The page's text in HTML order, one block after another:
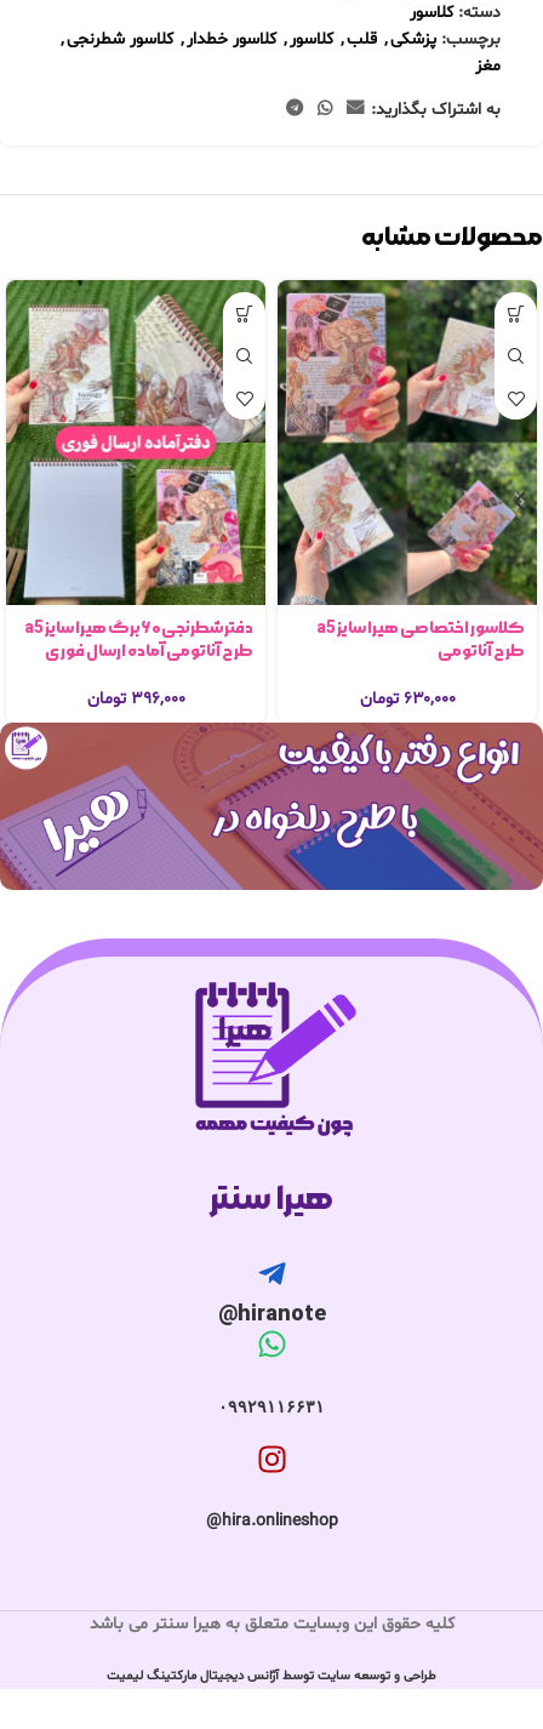
دسته: کلاسور
برچسب: پزشکی, قلب, کلاسور, کلاسور خطدار, کلاسور شطرنجی,
مغز
به اشتراک بگذارید:
محصولات مشابه
کلاسور اختصاصی هیرا سایز a5
طرح آناتومی
۶۳۰,۰۰۰ تومان
دفترشطرنجی۶۰برگ هیرا سایز a5
طرح آناتومی آماده ارسال فوری
۳۹۶,۰۰۰ تومان
هیرا سنتر
hiranote@
۰۹۹۲۹۱۱۶۶۳۱
hira.onlineshop@
کلیه حقوق این وبسایت متعلق به هیرا سنتر می باشد
طراحی و توسعه سایت توسط آژانس دیجیتال مارکتینگ لیمیت